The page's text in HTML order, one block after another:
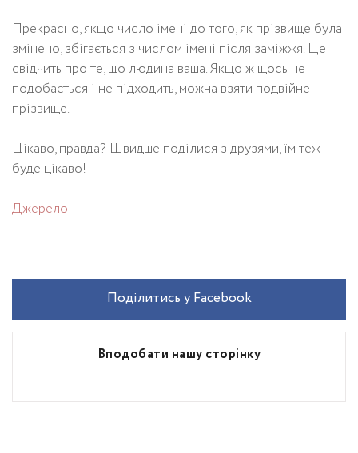
Прекрасно, якщо число імені до того, як прізвище була
змінено, збігається з числом імені після заміжжя. Це
свідчить про те, що людина ваша. Якщо ж щось не
подобається і не підходить, можна взяти подвійне
прізвище.
Цікаво, правда? Швидше поділися з друзями, їм теж
буде цікаво!
Джерело
Вподобати нашу сторінку
Поділитись у Facebook